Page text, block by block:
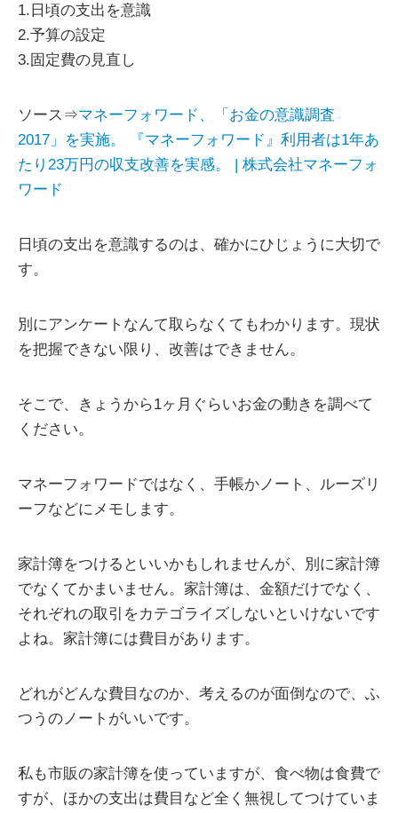
1.日頃の支出を意識
2.予算の設定
3.固定費の見直し
ソース⇒マネーフォワード、「お金の意識調査
2017」を実施。 『マネーフォワード』利用者は1年あ
たり23万円の収支改善を実感。 | 株式会社マネーフォ
ワード
日頃の支出を意識するのは、確かにひじょうに大切で
す。
別にアンケートなんて取らなくてもわかります。現状
を把握できない限り、改善はできません。
そこで、きょうから1ヶ月ぐらいお金の動きを調べて
ください。
マネーフォワードではなく、手帳かノート、ルーズリ
ーフなどにメモします。
家計簿をつけるといいかもしれませんが、別に家計簿
でなくてかまいません。家計簿は、金額だけでなく、
それぞれの取引をカテゴライズしないといけないです
よね。家計簿には費目があります。
どれがどんな費目なのか、考えるのが面倒なので、ふ
つうのノートがいいです。
私も市販の家計簿を使っていますが、食べ物は食費で
すが、ほかの支出は費目など全く無視してつけていま